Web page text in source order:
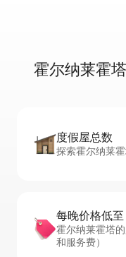
霍尔纳莱霍
度假屋总数
探索霍尔纳莱
每晚价格低至
霍尔纳莱霍塔
和服务费）